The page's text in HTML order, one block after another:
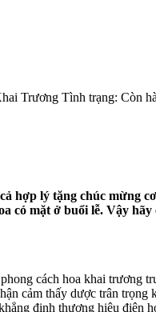
Trương Tình trạng: Còn
hợp lý tặng chúc mừng
có mặt ở buổi lễ. Vậy
cách hoa khai trương
cảm thấy dược trân trọng
định thương hiệu điện